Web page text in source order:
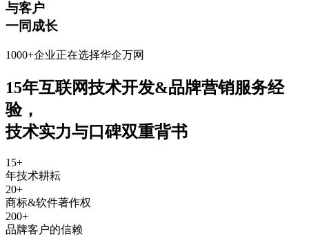
与客户
一同成长
1000+企业正在选择华企万网
15年互联网技术开发&品牌营销服务经
验，
技术实力与口碑双重背书
15+
年技术耕耘
20+
商标&软件著作权
200+
品牌客户的信赖